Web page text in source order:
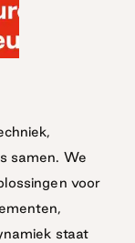
samen. We
voor
staat